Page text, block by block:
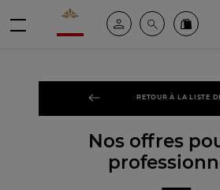
Valrhona - Imaginons le meilleur du chocolat
Espace clientRecherche
RETOUR À LA LISTE
Nos offres